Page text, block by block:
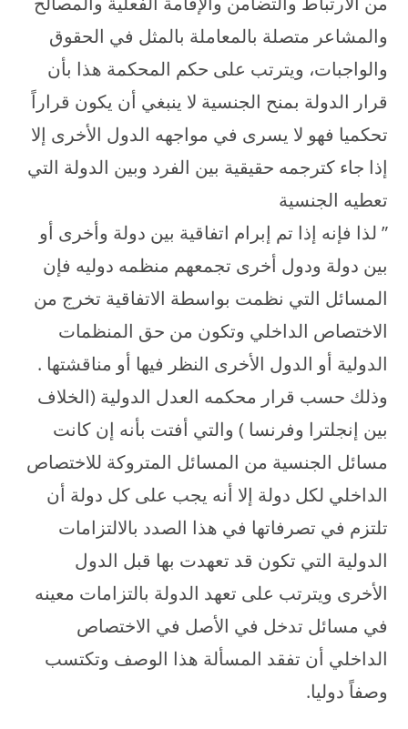
والمشاعر متصلة بالمعاملة بالمثل في الحقوق
والواجبات، ويترتب على حكم المحكمة هذا بأن
قرار الدولة بمنح الجنسية لا ينبغي أن يكون قراراً
تحكميا فهو لا يسرى في مواجهه الدول الأخرى إلا
إذا جاء كترجمه حقيقية بين الفرد وبين الدولة التي
تعطيه الجنسية
” لذا فإنه إذا تم إبرام اتفاقية بين دولة وأخرى أو
بين دولة ودول أخرى تجمعهم منظمه دوليه فإن
المسائل التي نظمت بواسطة الاتفاقية تخرج من
الاختصاص الداخلي وتكون من حق المنظمات
الدولية أو الدول الأخرى النظر فيها أو مناقشتها .
وذلك حسب قرار محكمه العدل الدولية (الخلاف
بين إنجلترا وفرنسا ) والتي أفتت بأنه إن كانت
مسائل الجنسية من المسائل المتروكة للاختصاص
الداخلي لكل دولة إلا أنه يجب على كل دولة أن
تلتزم في تصرفاتها في هذا الصدد بالالتزامات
الدولية التي تكون قد تعهدت بها قبل الدول
الأخرى ويترتب على تعهد الدولة بالتزامات معينه
في مسائل تدخل في الأصل في الاختصاص
الداخلي أن تفقد المسألة هذا الوصف وتكتسب
وصفاً دوليا.